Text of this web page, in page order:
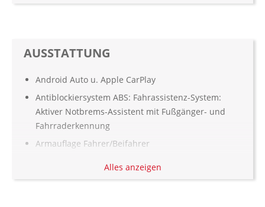
AUSSTATTUNG
Android Auto u. Apple CarPlay
Antiblockiersystem ABS: Fahrassistenz-System:
Aktiver Notbrems-Assistent mit Fußgänger- und
Fahrraderkennung
Armauflage Fahrer/Beifahrer
Automatisch abblendender Innenspiegel
Außenspiegel elekt. und beheizt
Alles anzeigen